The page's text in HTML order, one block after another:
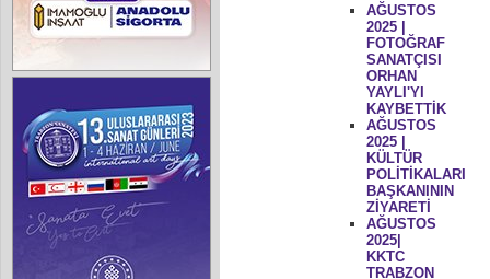
AĞUSTOS
2025 |
FOTOĞRAF
SANATÇISI
ORHAN
YAYLI'YI
KAYBETTİK
AĞUSTOS
2025 |
KÜLTÜR
POLİTİKALARI
BAŞKANININ
ZİYARETİ
AĞUSTOS
2025|
KKTC
TRABZON